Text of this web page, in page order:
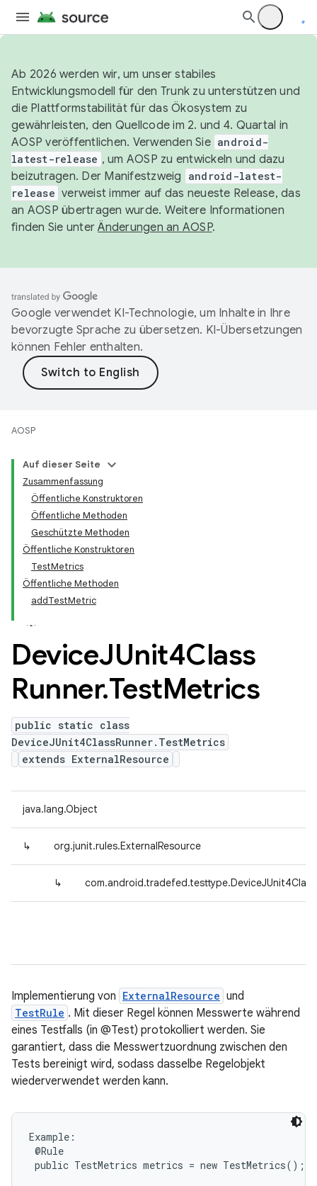
Ab 2026 werden wir, um unser stabiles
Entwicklungsmodell für den Trunk zu unterstützen und
die Plattformstabilität für das Ökosystem zu
gewährleisten, den Quellcode im 2. und 4. Quartal in
AOSP veröffentlichen. Verwenden Sie android-
latest-release , um AOSP zu entwickeln und dazu
beizutragen. Der Manifestzweig
android-latest-
release verweist immer auf das neueste Release, das
an AOSP übertragen wurde. Weitere Informationen
finden Sie unterÄnderungen an AOSP.
Google verwendet KI-Technologie, um Inhalte in Ihre
bevorzugte Sprache zu übersetzen. KI-Übersetzungen
können Fehler enthalten.
AOSP
Auf dieser Seite
Zusammenfassung
Öffentliche Konstruktoren
Öffentliche Methoden
Geschützte Methoden
Öffentliche Konstruktoren
TestMetrics
Öffentliche Methoden
addTestMetric
DeviceJUnit4Class
Runner.TestMetrics
public static class
DeviceJUnit4ClassRunner.TestMetrics
extends ExternalResource
java.lang.Object
↳ org.junit.rules.ExternalResource
↳
Implementierung von ExternalResource und
TestRule . Mit dieser Regel können Messwerte während
eines Testfalls (in @Test) protokolliert werden. Sie
garantiert, dass die Messwertzuordnung zwischen den
Tests bereinigt wird, sodass dasselbe Regelobjekt
wiederverwendet werden kann.
Example:
@Rule
public TestMetrics metrics = new TestMetrics();